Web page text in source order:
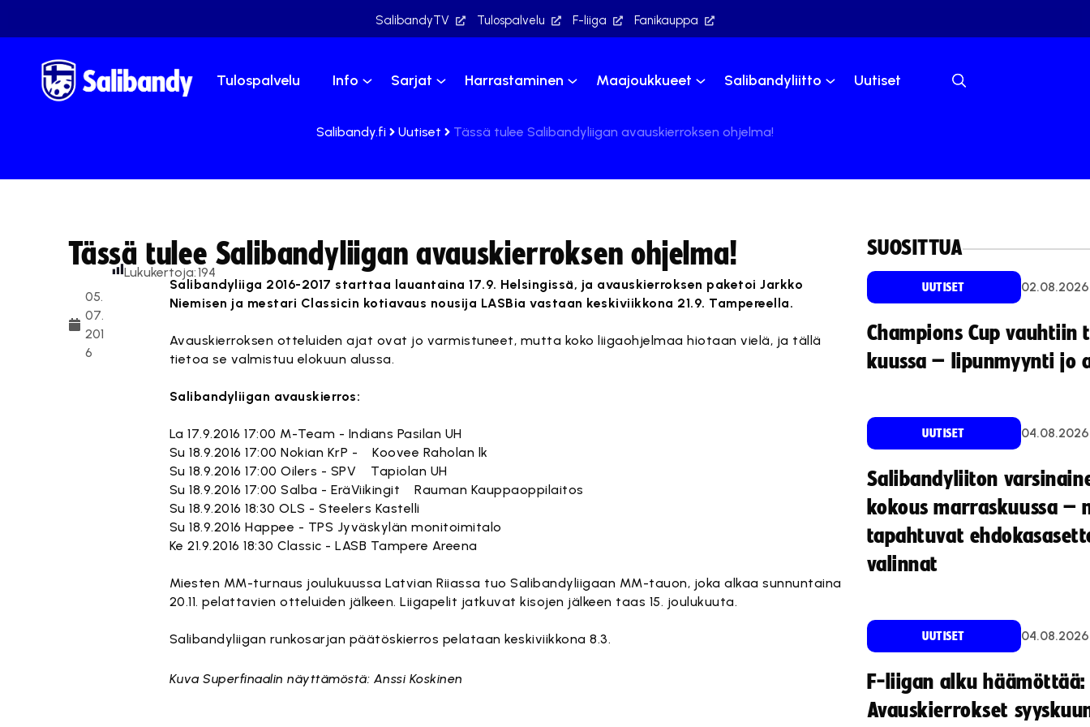
SalibandyTV Tulospalvelu F-liiga Fanikauppa
Tulospalvelu Info Sarjat Harrastaminen Maajoukkueet Salibandyliitto Uutiset
Salibandy.fi Uutiset Tässä tulee Salibandyliigan avauskierroksen ohjelma!
Tässä tulee Salibandyliigan avauskierroksen ohjelma!
05.
07.
201
6
Lukukertoja:194
Salibandyliiga 2016-2017 starttaa lauantaina 17.9. Helsingissä, ja avauskierroksen paketoi Jarkko
Niemisen ja mestari Classicin kotiavaus nousija LASBia vastaan keskiviikkona 21.9. Tampereella.
Avauskierroksen otteluiden ajat ovat jo varmistuneet, mutta koko liigaohjelmaa hiotaan vielä, ja tällä
tietoa se valmistuu elokuun alussa.
Salibandyliigan avauskierros:
La 17.9.2016 17:00 M-Team - Indians Pasilan UH
Su 18.9.2016 17:00 Nokian KrP - Koovee Raholan lk
Su 18.9.2016 17:00 Oilers - SPV Tapiolan UH
Su 18.9.2016 17:00 Salba - EräViikingit Rauman Kauppaoppilaitos
Su 18.9.2016 18:30 OLS - Steelers Kastelli
Su 18.9.2016 Happee - TPS Jyväskylän monitoimitalo
Ke 21.9.2016 18:30 Classic - LASB Tampere Areena
Miesten MM-turnaus joulukuussa Latvian Riiassa tuo Salibandyliigaan MM-tauon, joka alkaa sunnuntaina
20.11. pelattavien otteluiden jälkeen. Liigapelit jatkuvat kisojen jälkeen taas 15. joulukuuta.
Salibandyliigan runkosarjan päätöskierros pelataan keskiviikkona 8.3.
Kuva Superfinaalin näyttämöstä: Anssi Koskinen
SUOSITTUA
UUTISET 02.08.2026
Champions Cup vauhtiin
kuussa – lipunmyynti jo
UUTISET 04.08.2026
Salibandyliiton
kokous marraskuussa –
tapahtuvat
valinnat
UUTISET 04.08.2026
F-liigan alku häämöttää:
Avauskierrokset